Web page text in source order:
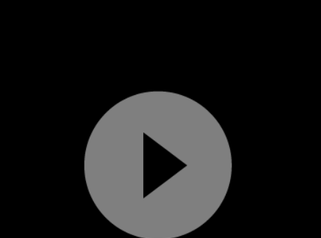
Play